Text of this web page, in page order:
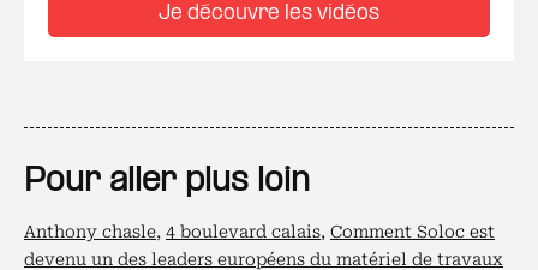
Je découvre les vidéos
Pour aller plus loin
Anthony chasle, 4 boulevard calais, Comment Soloc est
devenu un des leaders européens du matériel de travaux